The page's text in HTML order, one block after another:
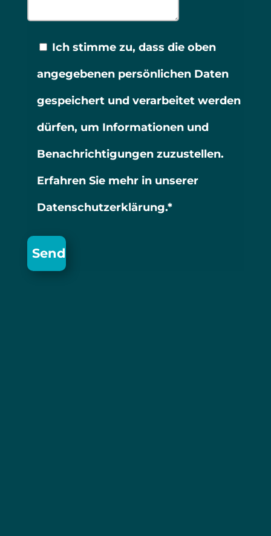
Ich stimme zu, dass die oben
angegebenen persönlichen Daten
gespeichert und verarbeitet werden
dürfen, um Informationen und
Benachrichtigungen zuzustellen.
Erfahren Sie mehr in unserer
Datenschutzerklärung.*